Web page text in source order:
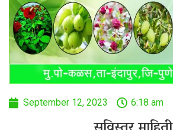
September 12, 2023 6:18 am